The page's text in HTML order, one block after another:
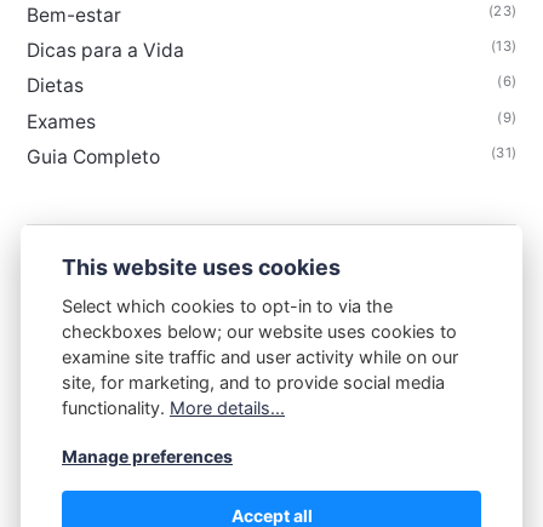
Bem-estar (23)
Dicas para a Vida (13)
Dietas (6)
Exames (9)
Guia Completo (31)
FLORAIS & CIA
Contato Termos de uso
Política de privacidade
Sobre
This website uses cookies
Select which cookies to opt-in to via the
checkboxes below; our website uses cookies to
examine site traffic and user activity while on our
site, for marketing, and to provide social media
functionality. More details...
Manage preferences
Accept all